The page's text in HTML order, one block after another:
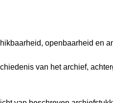
openbaarheid en
van het archief,